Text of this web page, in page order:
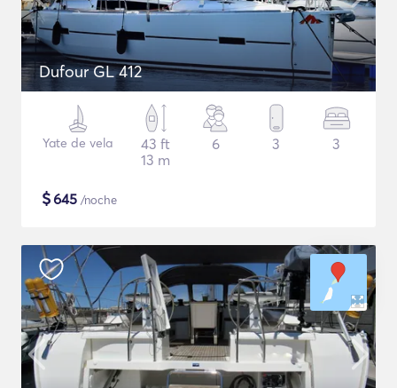
Dufour GL 412
Yate de vela
43 ft
13 m
6 3 3
$645 /noche